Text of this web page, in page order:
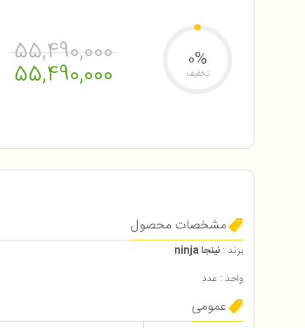
55,490,000
55,490,000 0%
تخفیف
مشخصات محصول
برند : نینجا ninja
واحد : عدد
عمومی